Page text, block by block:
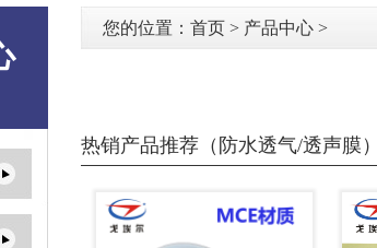
您的位置： 首页 > 产品中心 >
热销产品推荐（防水透气/透声膜）